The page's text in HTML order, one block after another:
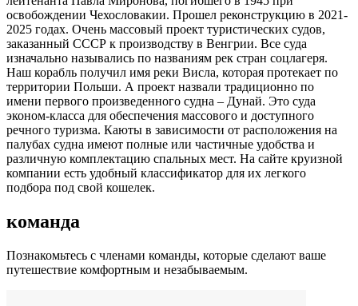
освобождении Чехословакии. Прошел реконструкцию в 2021-
2025 годах. Очень массовый проект туристических судов,
заказанный СССР к производству в Венгрии. Все суда
изначально назывались по названиям рек стран соцлагеря.
Наш корабль получил имя реки Висла, которая протекает по
территории Польши. А проект назвали традиционно по
имени первого произведенного судна – Дунай. Это суда
эконом-класса для обеспечения массового и доступного
речного туризма. Каюты в зависимости от расположения на
палубах судна имеют полные или частичные удобства и
различную комплектацию спальных мест. На сайте круизной
компании есть удобный классификатор для их легкого
подбора под свой кошелек.
команда
Познакомьтесь с членами команды, которые сделают ваше
путешествие комфортным и незабываемым.